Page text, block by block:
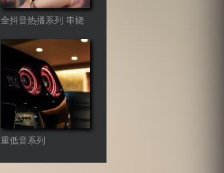
全抖音热播系列 串烧
舞曲Remix
重低音系列